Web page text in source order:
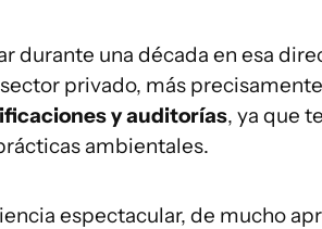
durante una década en esa
privado, más
y auditorías, ya que
ambientales.
espectacular, de mucho